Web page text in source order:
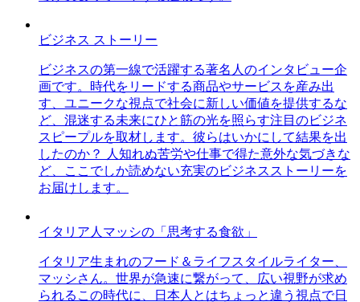
ビジネス ストーリー
ビジネスの第一線で活躍する著名人のインタビュー企
画です。時代をリードする商品やサービスを産み出
す、ユニークな視点で社会に新しい価値を提供するな
ど、混迷する未来にひと筋の光を照らす注目のビジネ
スピープルを取材します。彼らはいかにして結果を出
したのか？ 人知れぬ苦労や仕事で得た意外な気づきな
ど、ここでしか読めない充実のビジネスストーリーを
お届けします。
イタリア人マッシの「思考する食欲」
イタリア生まれのフード＆ライフスタイルライター、
マッシさん。世界が急速に繋がって、広い視野が求め
られるこの時代に、日本人とはちょっと違う視点で日